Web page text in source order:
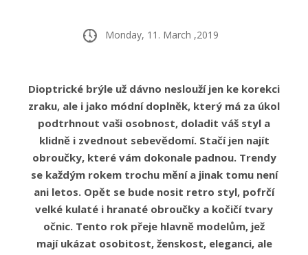
Monday, 11. March ,2019
Dioptrické brýle už dávno neslouží jen ke korekci
zraku, ale i jako módní doplněk, který má za úkol
podtrhnout vaši osobnost, doladit váš styl a
klidně i zvednout sebevědomí. Stačí jen najít
obroučky, které vám dokonale padnou. Trendy
se každým rokem trochu mění a jinak tomu není
ani letos. Opět se bude nosit retro styl, pofrčí
velké kulaté i hranaté obroučky a kočičí tvary
očnic. Tento rok přeje hlavně modelům, jež
mají ukázat osobitost, ženskost, eleganci, ale